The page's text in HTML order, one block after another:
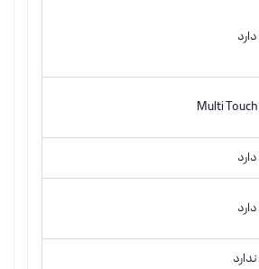
دارد
Multi Touch
دارد
دارد
ندارد